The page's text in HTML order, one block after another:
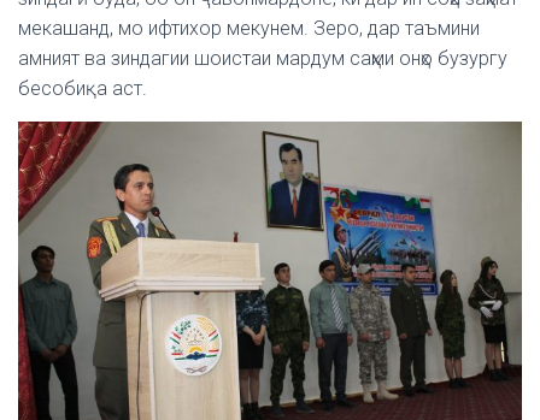
мекашанд, мо ифтихор мекунем. Зеро, дар таъмини
амният ва зиндагии шоистаи мардум саҳми онҳо бузургу
бесобиқа аст.